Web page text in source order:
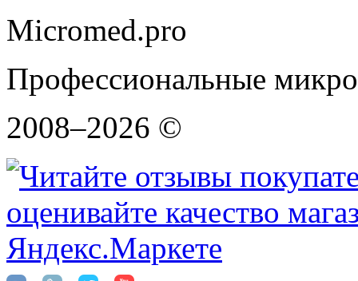
Micromed.pro
Профессиональные
2008–2026 ©